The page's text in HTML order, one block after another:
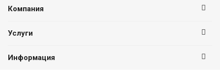
Компания
Услуги
Информация